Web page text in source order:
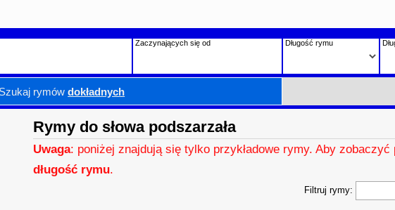
Zaczynających się od Długość rymu
Szukaj rymówdokładnych
Rymy do słowa podszarzała
Uwaga: poniżej znajdują się tylko przykładowe rymy. Aby zobaczyć
długość rymu.
Filtruj rymy: